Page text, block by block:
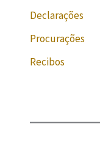
Declarações
Procurações
Recibos